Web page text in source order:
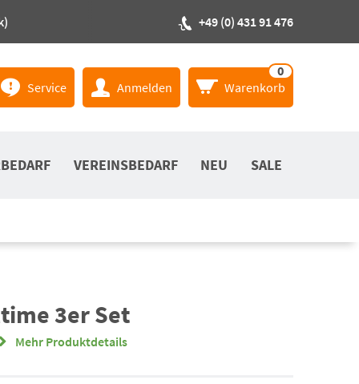
+49 (0) 431 91 476
Service Anmelden Warenkorb
0
VEREINSBEDARF NEU SALE
3er Set
Mehr Produktdetails